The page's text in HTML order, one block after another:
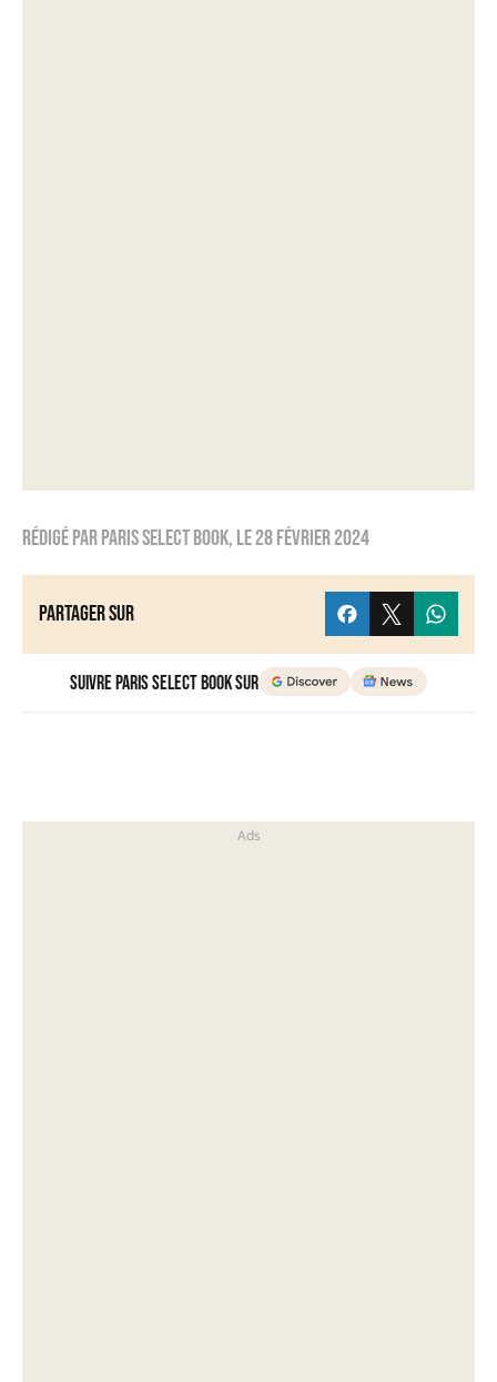
Rédigé parParis Select Book, le28 février 2024
Partager sur
Suivre Paris Select Book sur